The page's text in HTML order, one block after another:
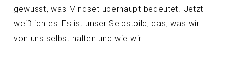
gewusst, was Mindset überhaupt bedeutet. Jetzt
weiß ich es: Es ist unser Selbstbild, das, was wir
von uns selbst halten und wie wir